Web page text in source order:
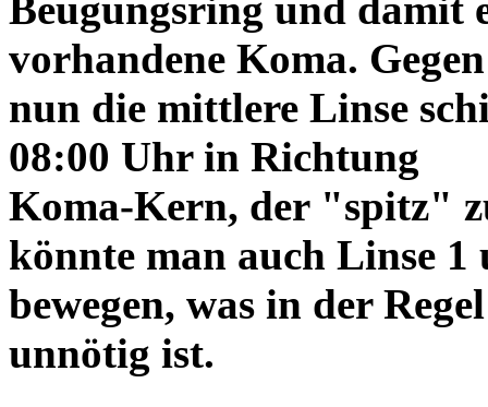
vorhandene Koma.
nun die mittlere Linse
08:00 Uhr in Richtung
Koma-Kern, der "spitz"
könnte man auch Linse
bewegen, was in der Regel
unnötig ist.